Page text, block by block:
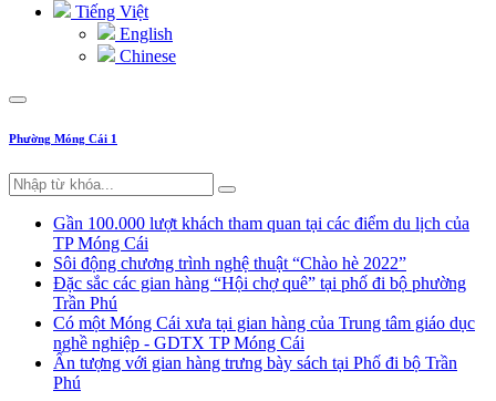
Tiếng Việt
English
Chinese
Phường Móng Cái 1
Gần 100.000 lượt khách tham quan tại các điểm du lịch của
TP Móng Cái
Sôi động chương trình nghệ thuật “Chào hè 2022”
Đặc sắc các gian hàng “Hội chợ quê” tại phố đi bộ phường
Trần Phú
Có một Móng Cái xưa tại gian hàng của Trung tâm giáo dục
nghề nghiệp - GDTX TP Móng Cái
Ấn tượng với gian hàng trưng bày sách tại Phố đi bộ Trần
Phú